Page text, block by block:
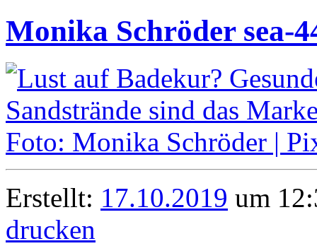
Monika Schröder sea-
Erstellt: 17.10.2019 um
drucken